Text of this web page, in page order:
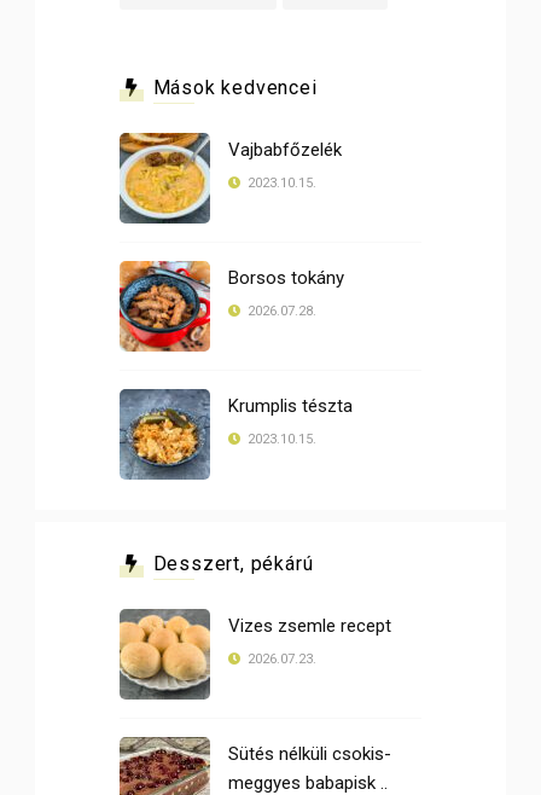
Mások kedvencei
Vajbabfőzelék
2023.10.15.
Borsos tokány
2026.07.28.
Krumplis tészta
2023.10.15.
Desszert, pékárú
Vizes zsemle recept
2026.07.23.
Sütés nélküli csokis-
meggyes babapisk ..